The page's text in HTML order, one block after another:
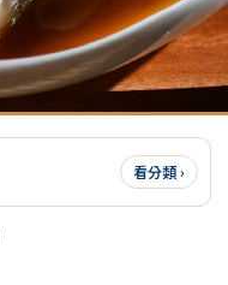
看分類 ›